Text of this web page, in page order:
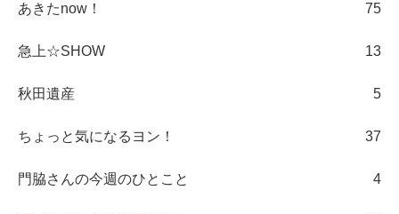
あきたnow！ 75
急上☆SHOW 13
秋田遺産 5
ちょっと気になるヨン！ 37
門脇さんの今週のひとこと 4